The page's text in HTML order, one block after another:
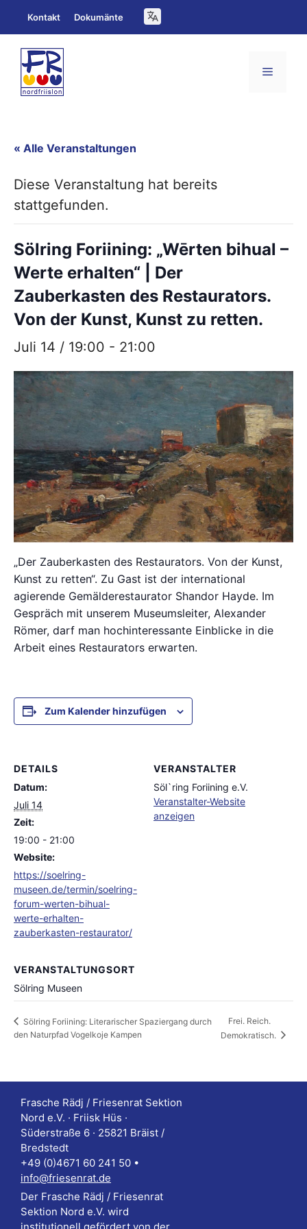
Inhalt
springen
Kontakt Dokumänte
Menü
« Alle Veranstaltungen
Diese Veranstaltung hat bereits
stattgefunden.
Sölring Foriining: „Wērten bihual –
Werte erhalten“ | Der
Zauberkasten des Restaurators.
Von der Kunst, Kunst zu retten.
Juli 14 / 19:00 - 21:00
„Der Zauberkasten des Restaurators. Von der Kunst,
Kunst zu retten“. Zu Gast ist der international
agierende Gemälderestaurator Shandor Hayde. Im
Gespräch mit unserem Museumsleiter, Alexander
Römer, darf man hochinteressante Einblicke in die
Arbeit eines Restaurators erwarten.
Zum Kalender hinzufügen
DETAILS
Datum:
Juli 14
Zeit:
19:00 - 21:00
Website:
https://soelring-
museen.de/termin/soelring-
forum-werten-bihual-
werte-erhalten-
zauberkasten-restaurator/
VERANSTALTER
Söl`ring Foriining e.V.
Veranstalter-Website
anzeigen
VERANSTALTUNGSORT
Sölring Museen
Sölring Foriining: Literarischer Spaziergang durch
den Naturpfad Vogelkoje Kampen
Frei. Reich.
Demokratisch.
Frasche Rädj / Friesenrat Sektion
Nord e.V. · Friisk Hüs ·
Süderstraße 6 · 25821 Bräist /
Bredstedt
+49 (0)4671 60 241 50 •
info@friesenrat.de
Der Frasche Rädj / Friesenrat
Sektion Nord e.V. wird